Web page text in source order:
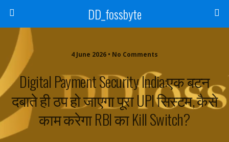
DD_fossbyte
4 June 2026 • No Comments
Digital Payment Security India:एक बटन
दबाते ही ठप हो जाएगा पूरा UPI सिस्टम, कैसे
काम करेगा RBI का Kill Switch?